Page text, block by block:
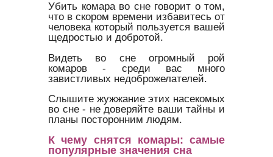
Убить комара во сне говорит о том,
что в скором времени избавитесь от
человека который пользуется вашей
щедростью и добротой.
Видеть во сне огромный рой
комаров - среди вас много
завистливых недоброжелателей.
Слышите жужжание этих насекомых
во сне - не доверяйте ваши тайны и
планы посторонним людям.
К чему снятся комары: самые
популярные значения сна